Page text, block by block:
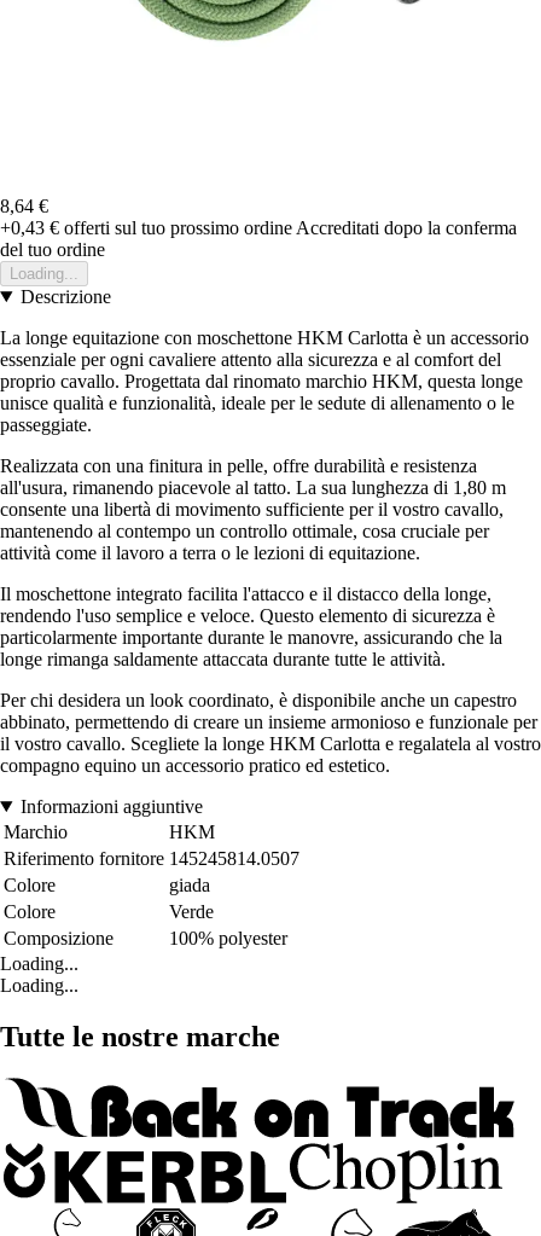
8,64 €
+0,43 € offerti sul tuo prossimo ordine Accreditati dopo la conferma
del tuo ordine
Loading...
Descrizione
La longe equitazione con moschettone HKM Carlotta è un accessorio
essenziale per ogni cavaliere attento alla sicurezza e al comfort del
proprio cavallo. Progettata dal rinomato marchio HKM, questa longe
unisce qualità e funzionalità, ideale per le sedute di allenamento o le
passeggiate.
Realizzata con una finitura in pelle, offre durabilità e resistenza
all'usura, rimanendo piacevole al tatto. La sua lunghezza di 1,80 m
consente una libertà di movimento sufficiente per il vostro cavallo,
mantenendo al contempo un controllo ottimale, cosa cruciale per
attività come il lavoro a terra o le lezioni di equitazione.
Il moschettone integrato facilita l'attacco e il distacco della longe,
rendendo l'uso semplice e veloce. Questo elemento di sicurezza è
particolarmente importante durante le manovre, assicurando che la
longe rimanga saldamente attaccata durante tutte le attività.
Per chi desidera un look coordinato, è disponibile anche un capestro
abbinato, permettendo di creare un insieme armonioso e funzionale per
il vostro cavallo. Scegliete la longe HKM Carlotta e regalatela al vostro
compagno equino un accessorio pratico ed estetico.
Informazioni aggiuntive
Marchio
HKM
Riferimento fornitore 145245814.0507
Colore
giada
Colore
Verde
Composizione
100% polyester
Loading...
Loading...
Tutte le nostre marche